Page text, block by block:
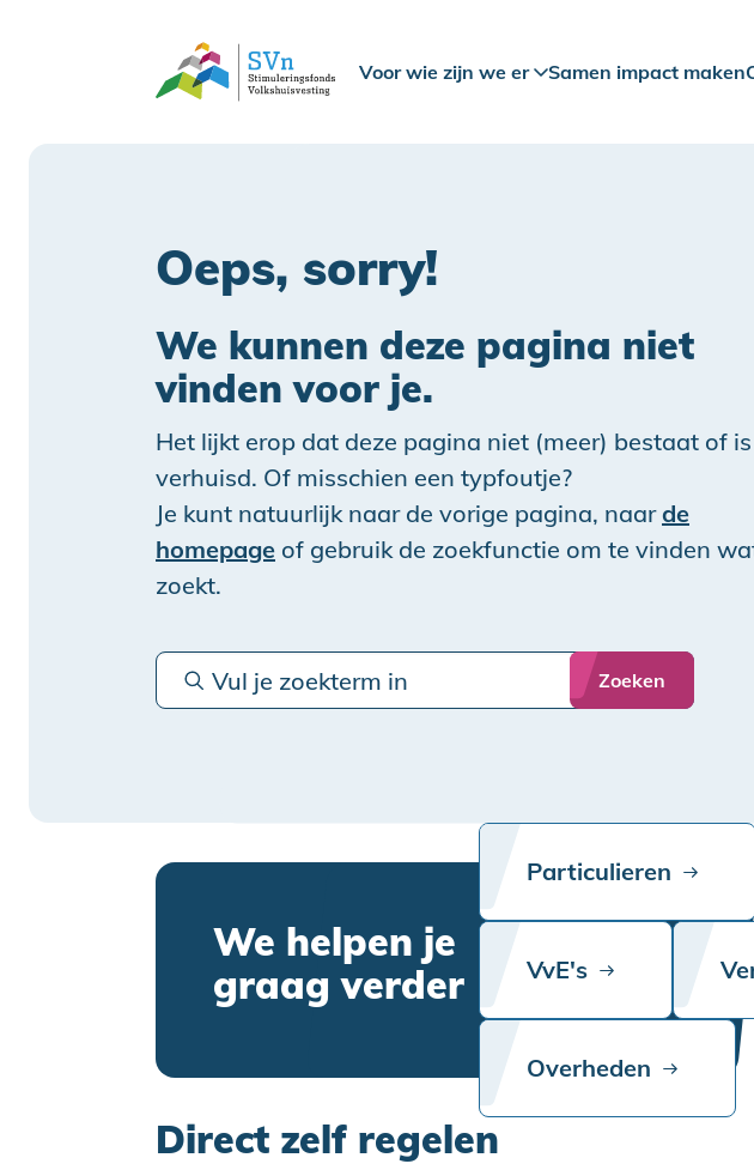
Voor wie zijn we er Samen impact maken
Oeps, sorry!
We kunnen deze pagina niet
vinden voor je.
Het lijkt erop dat deze pagina niet (meer) bestaat of is
verhuisd. Of misschien een typfoutje?
Je kunt natuurlijk naar de vorige pagina, naarde
homepage of gebruik de zoekfunctie om te vinden
zoekt.
Zoeken
We helpen je
graag verder
Particulieren
VvE's
Overheden
Direct zelf regelen